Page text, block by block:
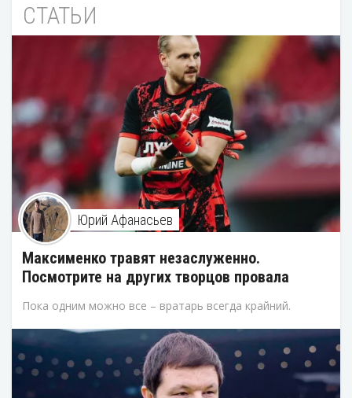
СТАТЬИ
Юрий Афанасьев
Максименко травят незаслуженно.
Посмотрите на других творцов провала
Пока одним можно все – вратарь всегда крайний.